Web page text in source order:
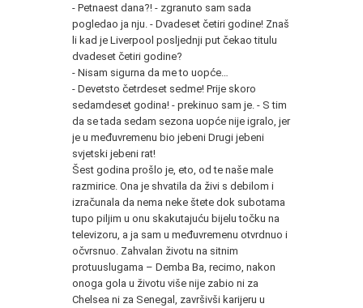
- Petnaest dana?! - zgranuto sam sada
pogledao ja nju. - Dvadeset četiri godine! Znaš
li kad je Liverpool posljednji put čekao titulu
dvadeset četiri godine?
- Nisam sigurna da me to uopće…
- Devetsto četrdeset sedme! Prije skoro
sedamdeset godina! - prekinuo sam je. - S tim
da se tada sedam sezona uopće nije igralo, jer
je u međuvremenu bio jebeni Drugi jebeni
svjetski jebeni rat!
Šest godina prošlo je, eto, od te naše male
razmirice. Ona je shvatila da živi s debilom i
izračunala da nema neke štete dok subotama
tupo piljim u onu skakutajuću bijelu točku na
televizoru, a ja sam u međuvremenu otvrdnuo i
očvrsnuo. Zahvalan životu na sitnim
protuuslugama – Demba Ba, recimo, nakon
onoga gola u životu više nije zabio ni za
Chelsea ni za Senegal, završivši karijeru u